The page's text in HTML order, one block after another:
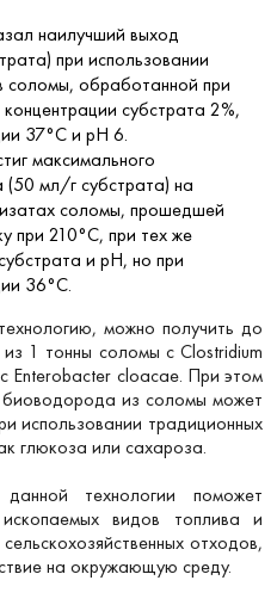
наилучший выход
при использовании
соломы, обработанной при
субстрата 2%,
37°C и pH 6.
максимального
мл/г субстрата) на
соломы, прошедшей
при 210°C, при тех же
и pH, но при
36°C.
можно получить до
1 тонны соломы с Clostridium
Enterobacter cloacae. При этом
биоводорода из соломы может
использовании традиционных
глюкоза или сахароза.
технологии поможет
видов топлива и
отходов,
на окружающую среду.